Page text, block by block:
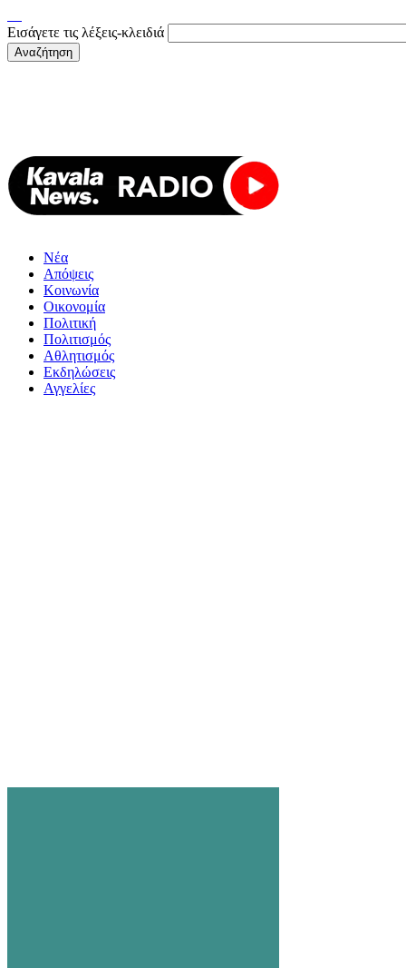
Εισάγετε τις λέξεις-κλειδιά
Νέα
Απόψεις
Κοινωνία
Οικονομία
Πολιτική
Πολιτισμός
Αθλητισμός
Εκδηλώσεις
Αγγελίες